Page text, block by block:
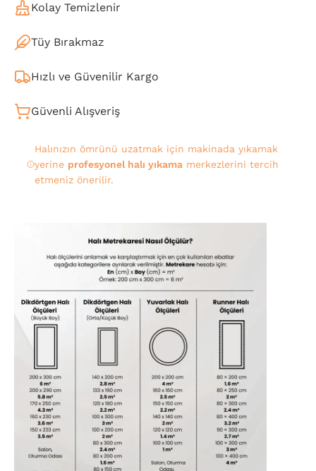
Kolay Temizlenir
Tüy Bırakmaz
Hızlı ve Güvenilir Kargo
Güvenli Alışveriş
Halınızın ömrünü uzatmak için makinada yıkamak
yerine profesyonel halı yıkamamerkezlerini tercih
etmeniz önerilir.